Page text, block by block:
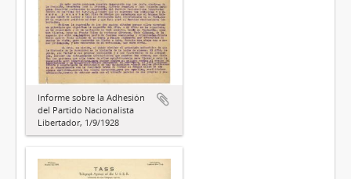
Informe sobre la Adhesión
del Partido Nacionalista
Libertador, 1/9/1928